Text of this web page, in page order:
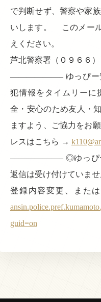
で判断せず、警察や家
いします。 このメー
えください。
芦北警察署（０９６６
——————– ゆっぴー安
犯情報をタイムリーに
全・安心のため友人・
ますよう、ご協力をお
レスはこちら →
——————– ◎ゆっぴー
返信は受け付けていませ
登録内容変更、また
guid=on